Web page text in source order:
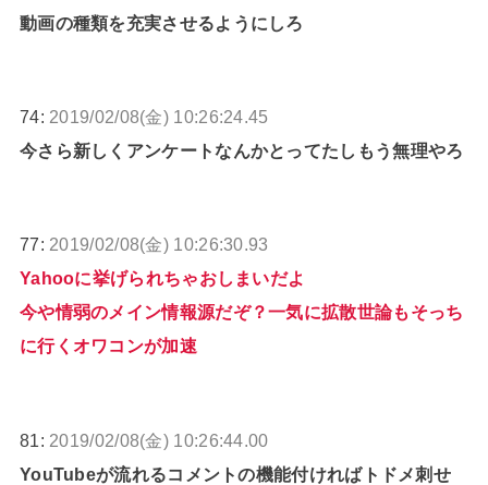
動画の種類を充実させるようにしろ
74: 2019/02/08(金) 10:26:24.45
今さら新しくアンケートなんかとってたしもう無理やろ
77: 2019/02/08(金) 10:26:30.93
Yahooに挙げられちゃおしまいだよ
今や情弱のメイン情報源だぞ？一気に拡散世論もそっち
に行くオワコンが加速
81: 2019/02/08(金) 10:26:44.00
YouTubeが流れるコメントの機能付ければトドメ刺せ